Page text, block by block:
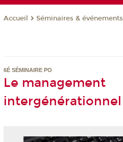
Accueil Séminaires & événements
6É SÉMINAIRE PO
Le management
intergénérationnel